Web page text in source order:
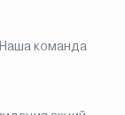
Наша команда